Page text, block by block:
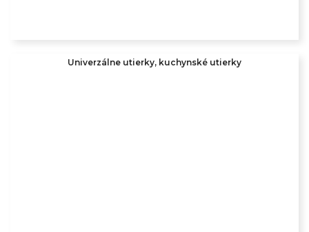
Univerzálne utierky, kuchynské utierky